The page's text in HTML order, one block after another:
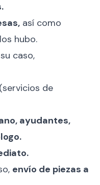
así como
hubo.
caso,
(servicios de
ayudantes,
envío de piezas a